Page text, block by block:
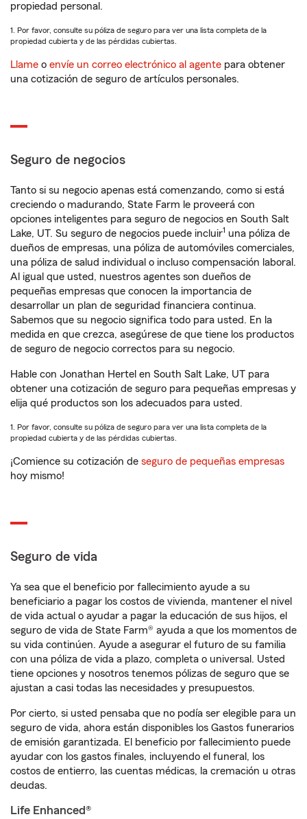
propiedad personal.
1. Por favor, consulte su póliza de seguro para ver una lista completa de la
propiedad cubierta y de las pérdidas cubiertas.
Llame o envíe un correo electrónico al agente para obtener
una cotización de seguro de artículos personales.
Seguro de negocios
Tanto si su negocio apenas está comenzando, como si está
creciendo o madurando, State Farm le proveerá con
opciones inteligentes para seguro de negocios en South Salt
Lake, UT. Su seguro de negocios puede incluir1 una póliza de
dueños de empresas, una póliza de automóviles comerciales,
una póliza de salud individual o incluso compensación laboral.
Al igual que usted, nuestros agentes son dueños de
pequeñas empresas que conocen la importancia de
desarrollar un plan de seguridad financiera continua.
Sabemos que su negocio significa todo para usted. En la
medida en que crezca, asegúrese de que tiene los productos
de seguro de negocio correctos para su negocio.
Hable con Jonathan Hertel en South Salt Lake, UT para
obtener una cotización de seguro para pequeñas empresas y
elija qué productos son los adecuados para usted.
1. Por favor, consulte su póliza de seguro para ver una lista completa de la
propiedad cubierta y de las pérdidas cubiertas.
¡Comience su cotización de seguro de pequeñas empresas
hoy mismo!
Seguro de vida
Ya sea que el beneficio por fallecimiento ayude a su
beneficiario a pagar los costos de vivienda, mantener el nivel
de vida actual o ayudar a pagar la educación de sus hijos, el
seguro de vida de State Farm® ayuda a que los momentos de
su vida continúen. Ayude a asegurar el futuro de su familia
con una póliza de vida a plazo, completa o universal. Usted
tiene opciones y nosotros tenemos pólizas de seguro que se
ajustan a casi todas las necesidades y presupuestos.
Por cierto, si usted pensaba que no podía ser elegible para un
seguro de vida, ahora están disponibles los Gastos funerarios
de emisión garantizada. El beneficio por fallecimiento puede
ayudar con los gastos finales, incluyendo el funeral, los
costos de entierro, las cuentas médicas, la cremación u otras
deudas.
Life Enhanced®